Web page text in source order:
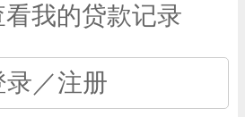
我的贷款记录
录／注册